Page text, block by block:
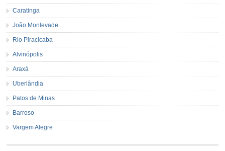
Caratinga
João Monlevade
Rio Piracicaba
Alvinópolis
Araxá
Uberlândia
Patos de Minas
Barroso
Vargem Alegre